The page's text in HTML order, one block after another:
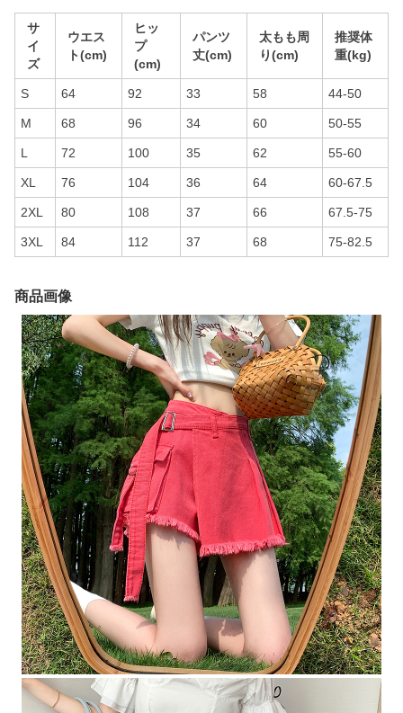
サ
イ
ズ
ウエス
ト(cm)
ヒッ
プ
(cm)
パンツ
丈(cm)
太もも周
り(cm)
推奨体
重(kg)
S 64 92 33 58 44-50
M 68 96 34 60 50-55
L 72 100 35 62 55-60
XL 76 104 36 64 60-67.5
2XL 80 108 37 66 67.5-75
3XL 84 112 37 68 75-82.5
商品画像